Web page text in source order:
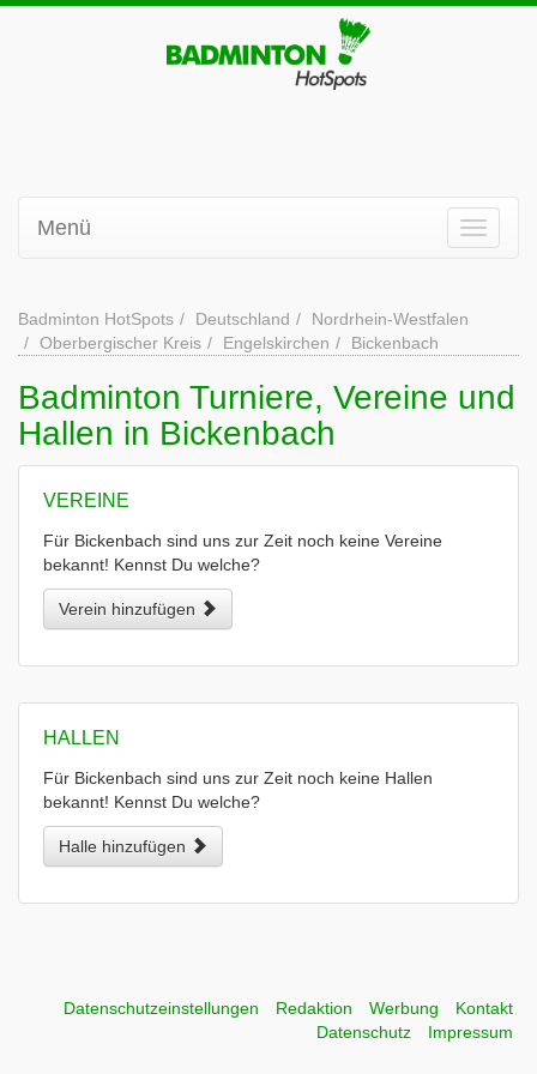
Menü
Badminton HotSpots Deutschland
Nordrhein-Westfalen
Oberbergischer Kreis
Engelskirchen Bickenbach
Badminton Turniere, Vereine und
Hallen in Bickenbach
VEREINE
Für Bickenbach sind uns zur Zeit noch keine Vereine
bekannt! Kennst Du welche?
Verein hinzufügen
HALLEN
Für Bickenbach sind uns zur Zeit noch keine Hallen
bekannt! Kennst Du welche?
Halle hinzufügen
Datenschutzeinstellungen Redaktion Werbung
Kontakt
Datenschutz
Impressum